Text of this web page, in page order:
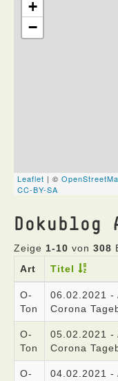
Dokublog
Zeige 1-10 von 308
Art
Titel
O-
Ton
06.02.2021 -
Corona
O-
Ton
05.02.2021 -
Corona
O-
04.02.2021 -